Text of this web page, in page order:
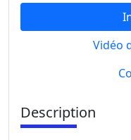
Vidéo
Description